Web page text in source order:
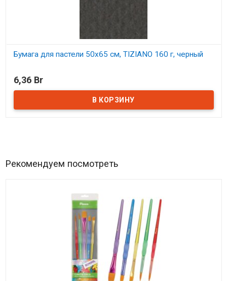
Бумага для пастели 50х65 см, TIZIANO 160 г, черный
6,36 Br
Рекомендуем посмотреть